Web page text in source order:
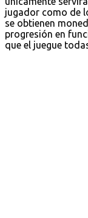
jugador como de
se obtienen
progresión en
que el juegue